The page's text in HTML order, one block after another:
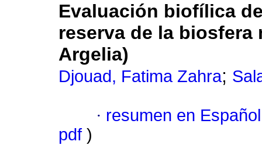
Evaluación biofílica
reserva de la biosfera
Argelia)
Djouad, Fatima Zahra;
· resumen en Español
pdf )